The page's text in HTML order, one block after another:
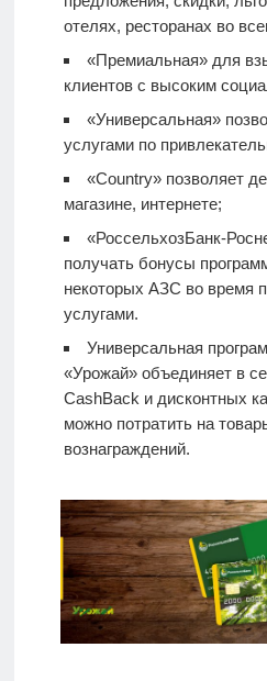
отелях, ресторанах во
«Премиальная» для
клиентов с высоким
«Универсальная»
услугами по
«Country» позволяет
магазине, интернете;
«РоссельхозБанк-
получать бонусы
некоторых АЗС во время
услугами.
Универсальная
«Урожай» объединяет в
CashBack и дисконтных
можно потратить на
вознаграждений.